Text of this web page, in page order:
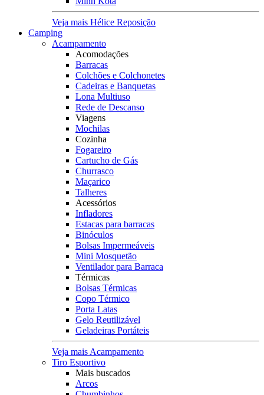
Veja mais Hélice Reposição
Camping
Acampamento
Acomodações
Barracas
Colchões e Colchonetes
Cadeiras e Banquetas
Lona Multiuso
Rede de Descanso
Viagens
Mochilas
Cozinha
Fogareiro
Cartucho de Gás
Churrasco
Maçarico
Talheres
Acessórios
Infladores
Estacas para barracas
Binóculos
Bolsas Impermeáveis
Mini Mosquetão
Ventilador para Barraca
Térmicas
Bolsas Térmicas
Copo Térmico
Porta Latas
Gelo Reutilizável
Geladeiras Portáteis
Veja mais Acampamento
Tiro Esportivo
Mais buscados
Arcos